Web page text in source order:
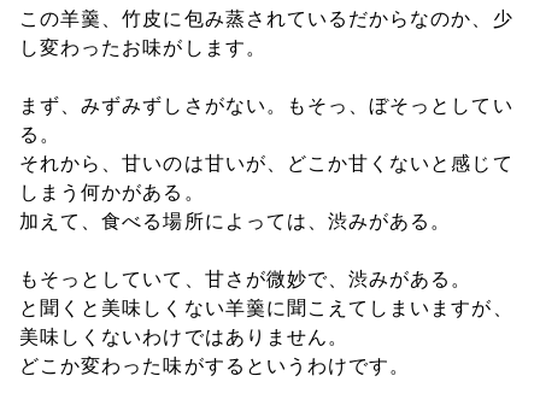
この羊羹、竹皮に包み蒸されているだからなのか、少
し変わったお味がします。
まず、みずみずしさがない。もそっ、ぼそっとしてい
る。
それから、甘いのは甘いが、どこか甘くないと感じて
しまう何かがある。
加えて、食べる場所によっては、渋みがある。
もそっとしていて、甘さが微妙で、渋みがある。
と聞くと美味しくない羊羹に聞こえてしまいますが、
美味しくないわけではありません。
どこか変わった味がするというわけです。